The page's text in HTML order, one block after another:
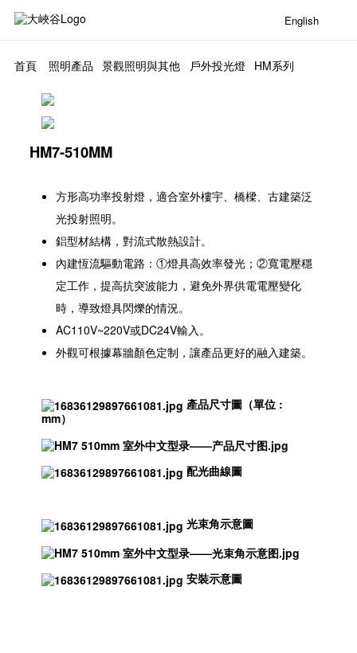
English
首頁 照明產品 景觀照明與其他 戶外投光燈 HM系列
HM7-510MM
方形高功率投射燈，適合室外樓宇、橋樑、古建築泛
光投射照明。
鋁型材結構，對流式散熱設計。
內建恆流驅動電路：①燈具高效率發光；②寬電壓穩
定工作，提高抗突波能力，避免外界供電電壓變化
時，導致燈具閃爍的情況。
AC110V~220V或DC24V輸入。
外觀可根據幕牆顏色定制，讓產品更好的融入建築。
產品尺寸圖（單位 :
mm）
配光曲線圖
光束角示意圖
安裝示意圖